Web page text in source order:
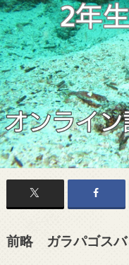
前略 ガラパゴスバ